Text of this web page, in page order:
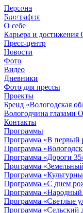
Персона
Биография
О себе
Карьера и
Пресс-центр
Новости
Фото
Видео
Дневники
Фото для прессы
Проекты
Бренд «Вологодская
Вологодчина глазами
Контакты
Программы
Программа «В первый
Программа
Программа «Дороги
Программа
Программа
Программа «С днем
Программа
Программа «Светлые
Программа «Сельский
© 2012 - 2023,
КУВШИННИКОВ О.А.